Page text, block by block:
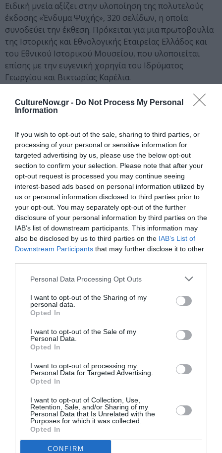
CultureNow.gr - Do Not Process My Personal
Information
If you wish to opt-out of the sale, sharing to third parties, or
processing of your personal or sensitive information for
targeted advertising by us, please use the below opt-out
section to confirm your selection. Please note that after your
opt-out request is processed you may continue seeing
interest-based ads based on personal information utilized by
us or personal information disclosed to third parties prior to
your opt-out. You may separately opt-out of the further
disclosure of your personal information by third parties on the
IAB’s list of downstream participants. This information may
also be disclosed by us to third parties on the IAB’s List of
Downstream Participants that may further disclose it to other
Personal Data Processing Opt Outs
I want to opt-out of the Sharing of my
personal data.
Opted In
I want to opt-out of the Sale of my
Personal Data.
Opted In
I want to opt-out of processing my
Personal Data for Targeted Advertising.
Opted In
I want to opt-out of Collection, Use,
Retention, Sale, and/or Sharing of my
Personal Data that Is Unrelated with the
Purposes for which it was collected.
Opted In
CONFIRM
Ειδική μνεία αξίζει στην υλοποίηση της πολυτελούς
έκδοσης «Ένδυμα Ψυχής», 320 σελίδων, η οποία
συνοδεύει την έκθεση. Πρόκειται για μια πρωτοβουλία
της Ιστορικής και Εθνολογικής Εταιρείας Ελλάδος και
του Εθνικού Ιστορικού Μουσείου, που υλοποιείται
επίσης με την ευγενική χορηγία του Ιδρύματος
Γεωργίου και Βικτωρίας Καρέλια.
Λίγα λόγια για το Ίδρυμα Γεωργίου και Βικτωρίας
Καρέλια
«Να ζεις τη ζωή, όχι μόνο να τη διαβαίνεις.
Είναι μεγάλη τέχνη να μπορείς να ενστερνίζεσαι
τα ρεύματα κάθε εποχής, της κάθε γενιάς – και να τα
βιώνεις».-Γεώργιος Καρέλιας
Tο κοινωφελές Ίδρυμα Γεωργίου και Bικτωρίας
Kαρέλια ιδρύθηκε το 1993 και αποτελεί το επιστέγασμα
της προσπάθειας του Γεωργίου Kαρέλια να
μετουσιώσει τις αξίες του για τη ζωή σε αληθινά έργα.
Πιστό στο όραμα του εμπνευστή και δημιουργού του,
το Ίδρυμα συνεχίζει μέχρι και σήμερα το έργο του
στους τομείς της εκπαίδευσης, της οικονομίας, του
ελληνικής λαϊκής παράδοσης και κληρονομιάς και
συνεισφέρει στη βελτίωση των συνθηκών διαβίωσης
συνανθρώπων μας. H Bικτωρία Kαρέλια είναι
οικονομικών, πολιτιστικών δραστηριοτήτων και
φιλανθρωπικών έργων που ανταποκρίνονται στις
Ίδρυμα παραμένει αφοσιωμένο στο όραμα του ιδρυτή
του και λειτουργεί με ακεραιότητα και σεβασμό προς
διακριτικότητα και διαρκή προσπάθεια για τη βέλτιστη
υλοποίηση των σκοπών του.
Info